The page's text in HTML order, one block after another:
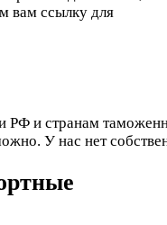
вам ссылку для
РФ и странам
У нас нет